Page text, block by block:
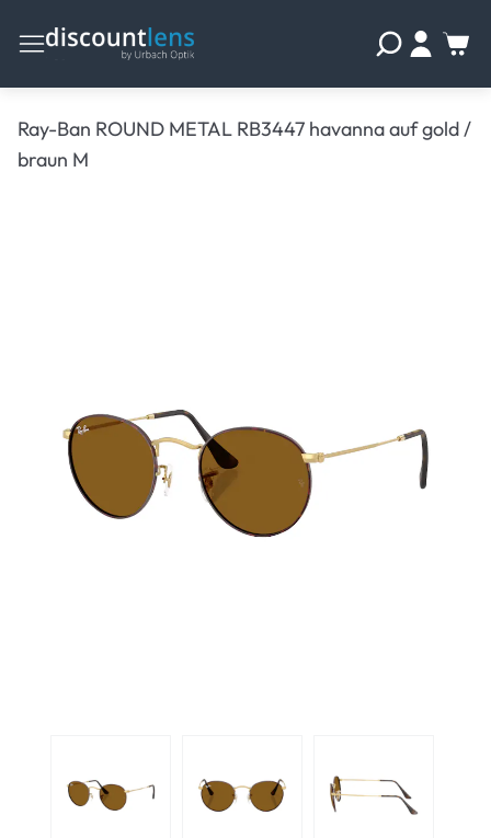
Ray-Ban ROUND METAL RB3447 havanna auf gold /
braun M